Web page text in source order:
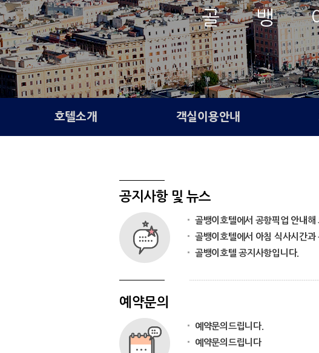
골 뱅
호텔소개 객실이용안내
공지사항 및 뉴스
골뱅이호텔에서 공항픽업 안내해
골뱅이호텔에서 아침 식사시간과
골뱅이호텔 공지사항입니다.
예약문의
예약문의드립니다.
예약문의드립니다